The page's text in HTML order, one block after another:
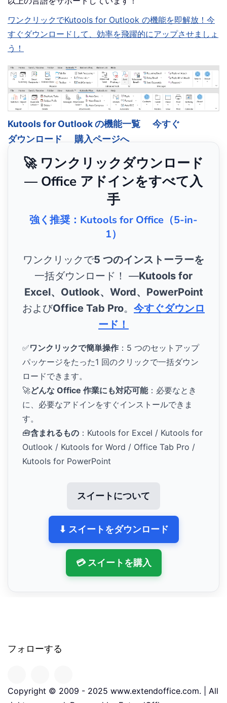
ワンクリックでKutools for Outlook の機能を即解放！今
すぐダウンロードして、効率を飛躍的にアップさせましょ
う！
Kutools for Outlook の機能一覧
今すぐ
ダウンロード
購入ページへ
🚀 ワンクリックダウンロード
— Office アドインをすべて入
手
強く推奨：Kutools for Office（5-in-
1）
ワンクリックで5 つのインストーラーを
一括ダウンロード！ ―Kutools for
Excel、Outlook、Word、PowerPoint
およびOffice Tab Pro。 今すぐダウンロ
ード！
✅ワンクリックで簡単操作 ：5 つのセットアップ
パッケージをたった1 回のクリックで一括ダウン
ロードできます。
🚀どんな Office 作業にも対応可能：必要なとき
に、必要なアドインをすぐインストールできま
す。
🧰含まれるもの ：Kutools for Excel / Kutools for
Outlook / Kutools for Word / Office Tab Pro /
Kutools for PowerPoint
スイートについて
⬇ スイートをダウンロード
💳 スイートを購入
フォローする
Copyright © 2009 - 2025 www.extendoffice.com. | All